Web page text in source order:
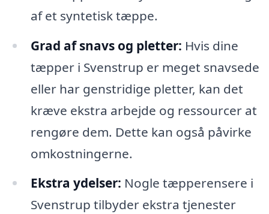
af et syntetisk tæppe.
Grad af snavs og pletter: Hvis dine
tæpper i Svenstrup er meget snavsede
eller har genstridige pletter, kan det
kræve ekstra arbejde og ressourcer at
rengøre dem. Dette kan også påvirke
omkostningerne.
Ekstra ydelser: Nogle tæpperensere i
Svenstrup tilbyder ekstra tjenester